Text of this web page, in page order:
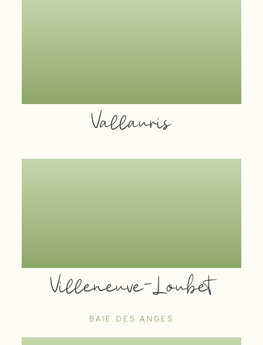
Vallauris
Villeneuve-Loubet
BAIE DES ANGES